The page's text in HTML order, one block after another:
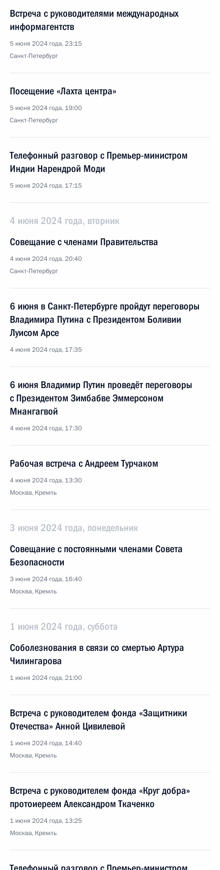
Встреча с руководителями международных
информагентств
5 июня 2024 года, 23:15
Санкт-Петербург
Посещение «Лахта центра»
5 июня 2024 года, 19:00
Санкт-Петербург
Телефонный разговор с Премьер-министром
Индии Нарендрой Моди
5 июня 2024 года, 17:15
4 июня 2024 года, вторник
Совещание с членами Правительства
4 июня 2024 года, 20:40
Санкт-Петербург
6 июня в Санкт-Петербурге пройдут переговоры
Владимира Путина с Президентом Боливии
Луисом Арсе
4 июня 2024 года, 17:35
6 июня Владимир Путин проведёт переговоры
с Президентом Зимбабве Эммерсоном
Мнангагвой
4 июня 2024 года, 17:30
Рабочая встреча с Андреем Турчаком
4 июня 2024 года, 13:30
Москва, Кремль
3 июня 2024 года, понедельник
Совещание с постоянными членами Совета
Безопасности
3 июня 2024 года, 16:40
Москва, Кремль
1 июня 2024 года, суббота
Соболезнования в связи со смертью Артура
Чилингарова
1 июня 2024 года, 21:00
Встреча с руководителем фонда «Защитники
Отечества» Анной Цивилевой
1 июня 2024 года, 14:40
Москва, Кремль
Встреча с руководителем фонда «Круг добра»
протоиереем Александром Ткаченко
1 июня 2024 года, 13:25
Москва, Кремль